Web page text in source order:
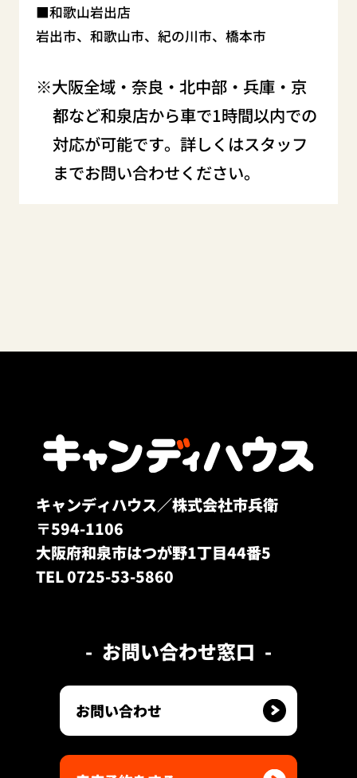
和歌山岩出店
岩出市、和歌山市、紀の川市、橋本市
大阪全域・奈良・北中部・兵庫・京
都など和泉店から車で1時間以内での
対応が可能です。詳しくはスタッフ
までお問い合わせください。
キャンディハウス／株式会社市兵衛
〒594-1106
大阪府和泉市はつが野1丁目44番5
TEL 0725-53-5860
お問い合わせ窓口
お問い合わせ